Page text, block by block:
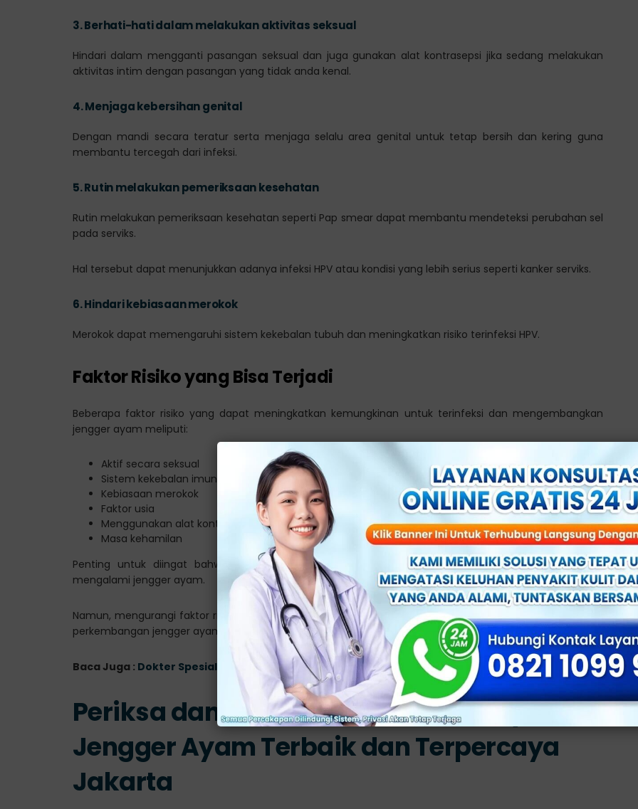
3.Berhati-hati dalam melakukan aktivitas seksual
Hindari dalam mengganti pasangan seksual dan juga gunakan alat kontrasepsi jika sedang melakukan
aktivitas intim dengan pasangan yang tidak anda kenal.
4.Menjaga kebersihan genital
Dengan mandi secara teratur serta menjaga selalu area genital untuk tetap bersih dan kering guna
membantu tercegah dari infeksi.
5.Rutin melakukan pemeriksaan kesehatan
Rutin melakukan pemeriksaan kesehatan seperti Pap smear dapat membantu mendeteksi perubahan sel
pada serviks.
Hal tersebut dapat menunjukkan adanya infeksi HPV atau kondisi yang lebih serius seperti kanker serviks.
6.Hindari kebiasaan merokok
Merokok dapat memengaruhi sistem kekebalan tubuh dan meningkatkan risiko terinfeksi HPV.
Faktor Risiko yang Bisa Terjadi
Beberapa faktor risiko yang dapat meningkatkan kemungkinan untuk terinfeksi dan mengembangkan
jengger ayam meliputi:
Aktif secara seksual
Sistem kekebalan imun yang melemah
Kebiasaan merokok
Faktor usia
Menggunakan alat kontrasepsi hormonal
Masa kehamilan
Penting untuk diingat bahwa tidak semua wanita yang memiliki faktor risiko tersebut pasti akan
mengalami jengger ayam.
Namun, mengurangi faktor risiko ini dapat membantu mengurangi kemungkinan terkena infeksi HPV dan
perkembangan jengger ayam.
Baca Juga : Dokter Spesialis Penyakit Kelamin untuk Mengatasi Kutil Kelamin
Periksa dan Konsultasi di Klinik Penyakit
Jengger Ayam Terbaik dan Terpercaya
Jakarta